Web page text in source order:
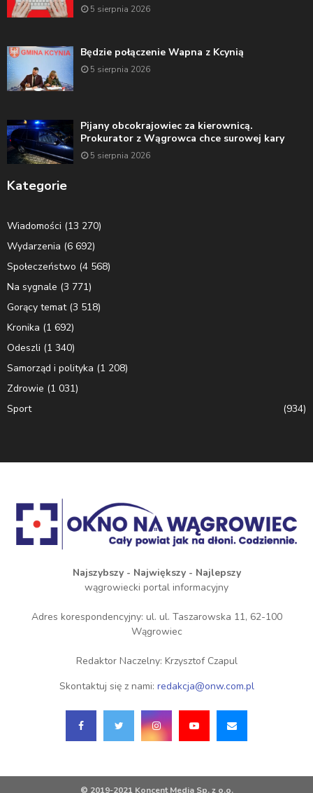
5 sierpnia 2026
Będzie połączenie Wapna z Kcynią
5 sierpnia 2026
Pijany obcokrajowiec za kierownicą.
Prokurator z Wągrowca chce surowej kary
5 sierpnia 2026
Kategorie
Wiadomości (13 270)
Wydarzenia (6 692)
Społeczeństwo (4 568)
Na sygnale (3 771)
Gorący temat(3 518)
Kronika (1 692)
Odeszli (1 340)
Samorząd i polityka (1 208)
Zdrowie (1 031)
Sport
(934)
Najszybszy - Największy - Najlepszy
wągrowiecki portal informacyjny
Adres korespondencyjny: ul. ul. Taszarowska 11, 62-100
Wągrowiec
Redaktor Naczelny: Krzysztof Czapul
Skontaktuj się z nami: redakcja@onw.com.pl
© 2019-2021 Koncent Media Sp. z o.o.